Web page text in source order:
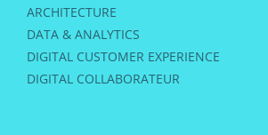
ARCHITECTURE
DATA & ANALYTICS
DIGITAL CUSTOMER EXPERIENCE
DIGITAL COLLABORATEUR